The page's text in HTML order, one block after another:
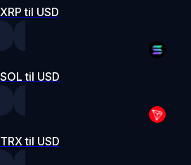
XRP til USD
SOL til USD
TRX til USD